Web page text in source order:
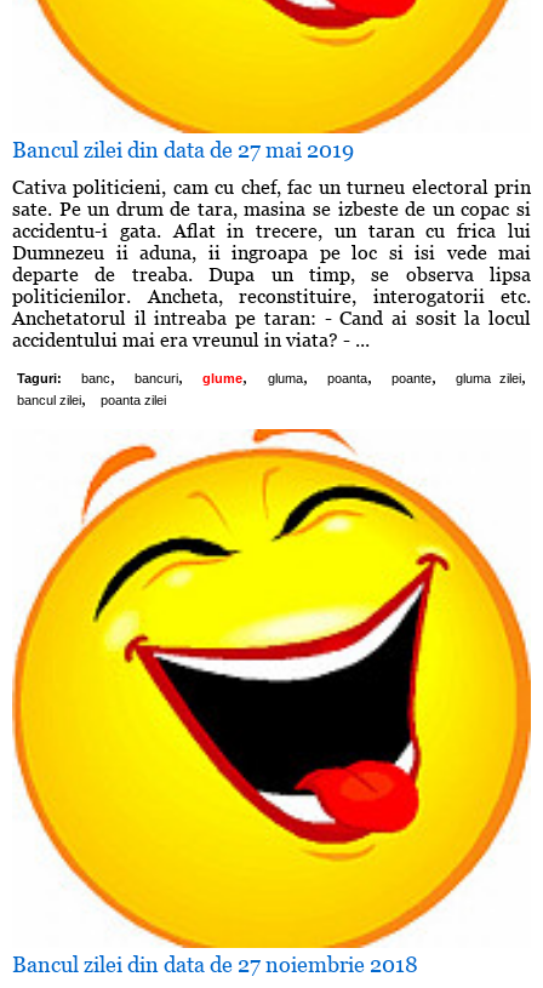
Bancul zilei din data de 27 mai 2019
Cativa politicieni, cam cu chef, fac un turneu electoral prin
sate. Pe un drum de tara, masina se izbeste de un copac si
accidentu-i gata. Aflat in trecere, un taran cu frica lui
Dumnezeu ii aduna, ii ingroapa pe loc si isi vede mai
departe de treaba. Dupa un timp, se observa lipsa
politicienilor. Ancheta, reconstituire, interogatorii etc.
Anchetatorul il intreaba pe taran: - Cand ai sosit la locul
accidentului mai era vreunul in viata? - ...
Taguri: banc, bancuri, glume, gluma, poanta, poante, gluma zilei,
bancul zilei, poanta zilei
Bancul zilei din data de 27 noiembrie 2018